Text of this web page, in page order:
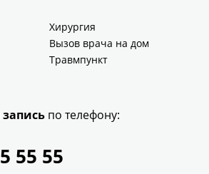
Хирургия
Вызов врача на дом
Травмпункт
запись по телефону:
55 55